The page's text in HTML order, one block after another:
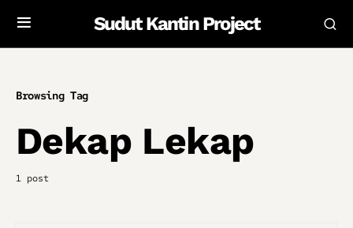
Sudut Kantin Project
Browsing Tag
Dekap Lekap
1 post